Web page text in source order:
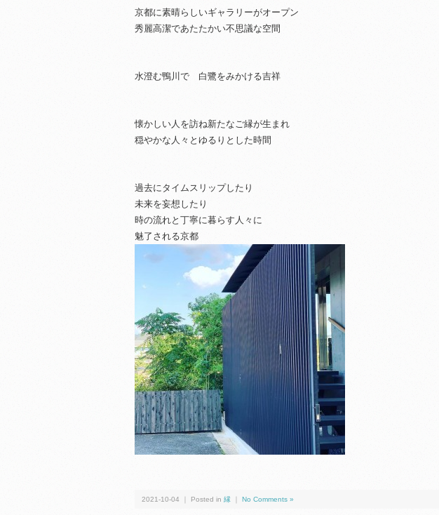
京都に素晴らしいギャラリーがオープン
秀麗高潔であたたかい不思議な空間
水澄む鴨川で 白鷺をみかける吉祥
懐かしい人を訪ね新たなご縁が生まれ
穏やかな人々とゆるりとした時間
過去にタイムスリップしたり
未来を妄想したり
時の流れと丁寧に暮らす人々に
魅了される京都
2021-10-04 ｜ Posted in 縁 No Comments »